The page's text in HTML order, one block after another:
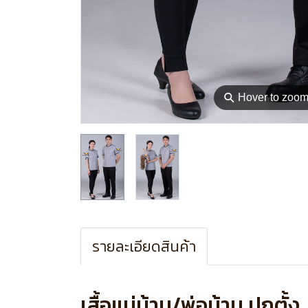
⚲ Hover to zoom
รายละเอียดสินค้า